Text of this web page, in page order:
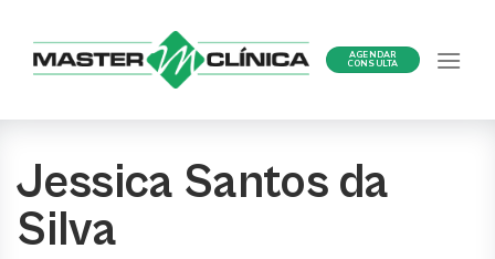
AGENDAR
CONSULTA
Jessica Santos da
Silva